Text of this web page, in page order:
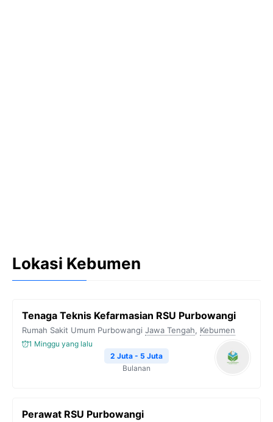
Lokasi Kebumen
Tenaga Teknis Kefarmasian RSU Purbowangi
Rumah Sakit Umum Purbowangi Jawa Tengah, Kebumen
1 Minggu yang lalu
2 Juta - 5 Juta
Bulanan
Perawat RSU Purbowangi